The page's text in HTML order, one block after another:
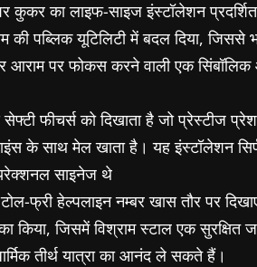
का लाइफ-साइज इंस्टॉलेशन
पब्लिक यूटिलिटी में बदल दिया,
आराम पर फोकस करने वाली एक
फीचर्स को दिखाता है जो प्रेस्टीज
के साथ मेल खाता है। यह इंस्टॉलेशन
साइनेज थे
फ्री हेल्पलाइन नम्बर खास तौर पर
किया, जिसमें विश्राम स्टाल एक
तीर्थ यात्रा का आनंद ले सकते हैं।